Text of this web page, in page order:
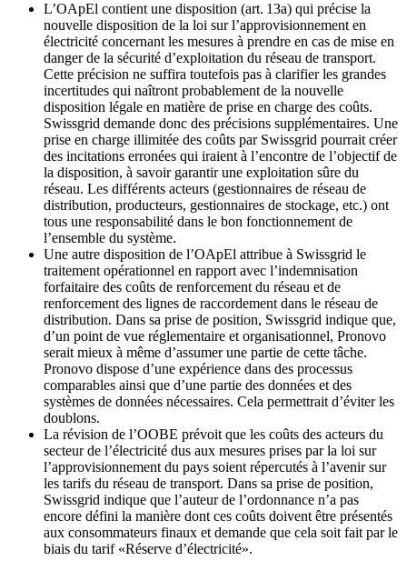
L’OApEl contient une disposition (art. 13a) qui précise la
nouvelle disposition de la loi sur l’approvisionnement en
électricité concernant les mesures à prendre en cas de mise en
danger de la sécurité d’exploitation du réseau de transport.
Cette précision ne suffira toutefois pas à clarifier les grandes
incertitudes qui naîtront probablement de la nouvelle
disposition légale en matière de prise en charge des coûts.
Swissgrid demande donc des précisions supplémentaires. Une
prise en charge illimitée des coûts par Swissgrid pourrait créer
des incitations erronées qui iraient à l’encontre de l’objectif de
la disposition, à savoir garantir une exploitation sûre du
réseau. Les différents acteurs (gestionnaires de réseau de
distribution, producteurs, gestionnaires de stockage, etc.) ont
tous une responsabilité dans le bon fonctionnement de
l’ensemble du système.
Une autre disposition de l’OApEl attribue à Swissgrid le
traitement opérationnel en rapport avec l’indemnisation
forfaitaire des coûts de renforcement du réseau et de
renforcement des lignes de raccordement dans le réseau de
distribution. Dans sa prise de position, Swissgrid indique que,
d’un point de vue réglementaire et organisationnel, Pronovo
serait mieux à même d’assumer une partie de cette tâche.
Pronovo dispose d’une expérience dans des processus
comparables ainsi que d’une partie des données et des
systèmes de données nécessaires. Cela permettrait d’éviter les
doublons.
La révision de l’OOBE prévoit que les coûts des acteurs du
secteur de l’électricité dus aux mesures prises par la loi sur
l’approvisionnement du pays soient répercutés à l’avenir sur
les tarifs du réseau de transport. Dans sa prise de position,
Swissgrid indique que l’auteur de l’ordonnance n’a pas
encore défini la manière dont ces coûts doivent être présentés
aux consommateurs finaux et demande que cela soit fait par le
biais du tarif «Réserve d’électricité».